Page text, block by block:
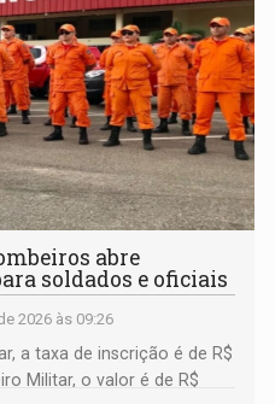
abre
soldados e oficiais
2026 às 09:26
a taxa de inscrição é de R$
Militar, o valor é de R$